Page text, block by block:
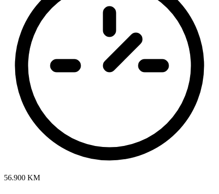
56.900 KM